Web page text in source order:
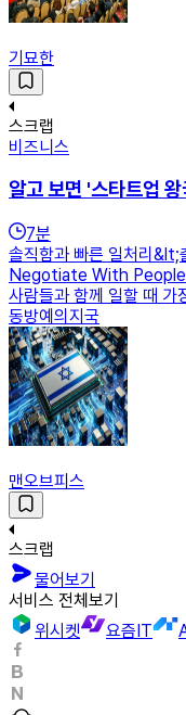
기묘한
스크랩
비즈니스
알고 보면 '스타트업
7분
솔직함과 빠른 일처리
Negotiate With People
사람들과 함께 일할 때 가
동방예의지국
맨오브피스
스크랩
물어보기
서비스 전체보기
위시켓
요즘IT